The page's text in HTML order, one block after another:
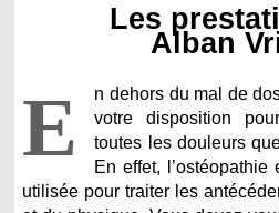
Les
Alban
E
n dehors du mal de
votre disposition
toutes les douleurs
En effet,
utilisée pour traiter les